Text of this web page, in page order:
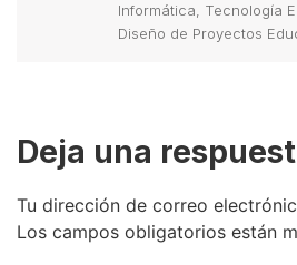
Informática, Tecnología
Diseño de Proyectos
Deja una
Tu dirección de correo
Los campos obligatorios están